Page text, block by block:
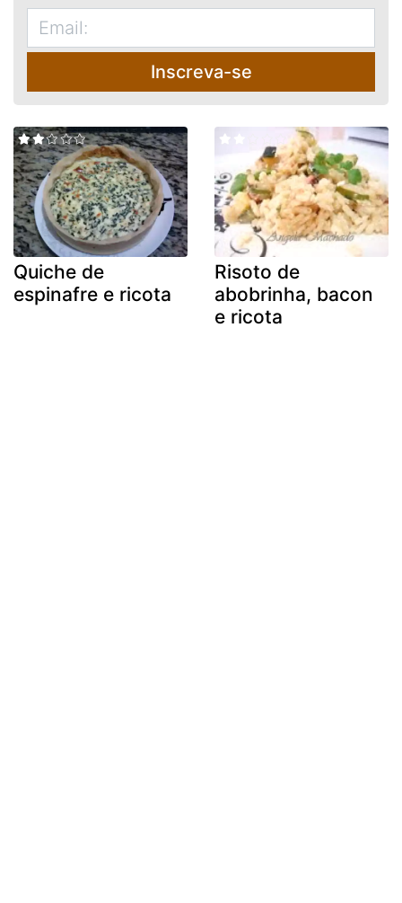
Inscreva-se
Quiche de
espinafre e ricota
Risoto de
abobrinha, bacon
e ricota